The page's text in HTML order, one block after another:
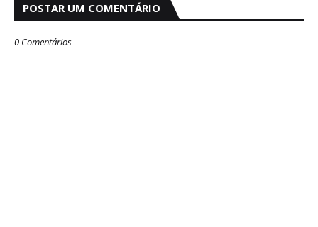
POSTAR UM COMENTÁRIO
0 Comentários